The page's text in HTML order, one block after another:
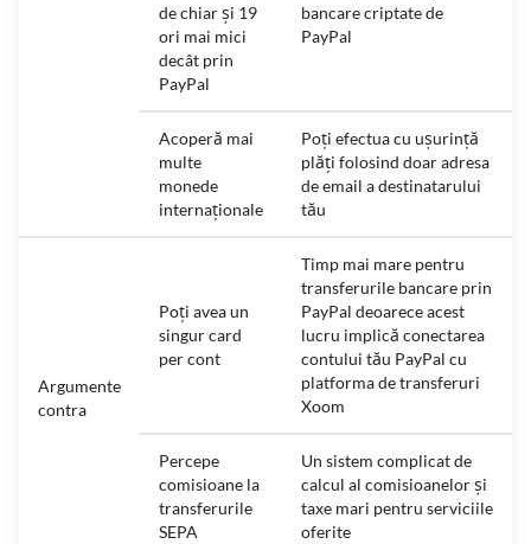
de chiar și 19
ori mai mici
decât prin
PayPal
bancare criptate de
PayPal
Acoperă mai
multe
monede
internaționale
Poți efectua cu ușurință
plăți folosind doar adresa
de email a destinatarului
tău
Argumente
contra
Poți avea un
singur card
per cont
Timp mai mare pentru
transferurile bancare prin
PayPal deoarece acest
lucru implică conectarea
contului tău PayPal cu
platforma de transferuri
Xoom
Percepe
comisioane la
transferurile
SEPA
Un sistem complicat de
calcul al comisioanelor și
taxe mari pentru serviciile
oferite